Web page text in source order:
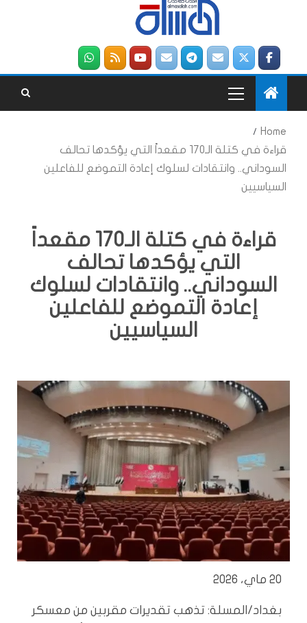
Home
قراءة في كتلة الـ170 مقعداً التي يؤكدها تحالف
السوداني.. وانتقادات لسلوك إعادة التموضع للفاعلين
السياسيين
قراءة في كتلة الـ170 مقعداً
التي يؤكدها تحالف
السوداني.. وانتقادات لسلوك
إعادة التموضع للفاعلين
السياسيين
20 ماي، 2026
بغداد/المسلة: تذهب تقديرات مقربين من معسكر